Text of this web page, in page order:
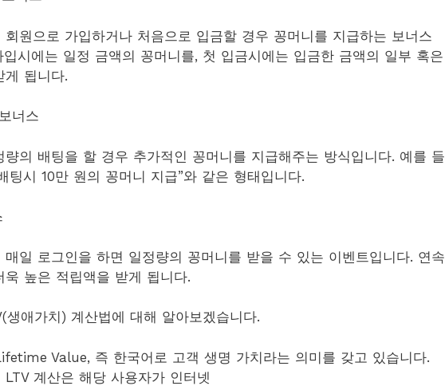
회원으로 가입하거나 처음으로 입금할 경우 꽁머니를 지급하는 보너스
입시에는 일정 금액의 꽁머니를, 첫 입금시에는 입금한 금액의 일부 혹은
게 됩니다.
너스
량의 배팅을 할 경우 추가적인 꽁머니를 지급해주는 방식입니다. 예를 들
팅시 10만 원의 꽁머니 지급”와 같은 형태입니다.
매일 로그인을 하면 일정량의 꽁머니를 받을 수 있는 이벤트입니다. 연속
욱 높은 적립액을 받게 됩니다.
생애가치) 계산법에 대해 알아보겠습니다.
Value, 즉 한국어로 고객 생명 가치라는 의미를 갖고 있습니다.
계산은 해당 사용자가 인터넷